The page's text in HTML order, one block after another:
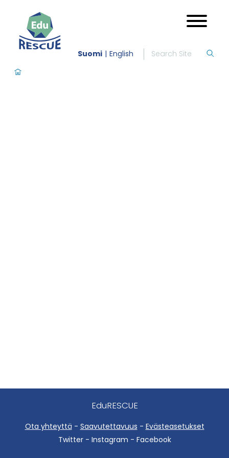
Suomi English
EduRESCUE
Ota yhteyttä - Saavutettavuus - Evästeasetukset
Twitter - Instagram - Facebook